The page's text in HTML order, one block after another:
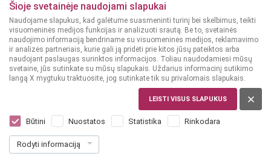
Šioje svetainėje naudojami slapukai
Naudojame slapukus, kad galėtume suasmeninti turinį bei skelbimus, teikti
visuomeninės medijos funkcijas ir analizuoti srautą. Be to, svetainės
naudojimo informaciją bendriname su visuomeninės medijos, reklamavimo
ir analizės partneriais, kurie gali ją pridėti prie kitos jūsų pateiktos arba
naudojant paslaugas surinktos informacijos. Toliau naudodamiesi mūsų
svetaine, jūs sutinkate su mūsų slapukais. Uždarius informacinį sutikimo
langą X mygtuku traktuosite, jog sutinkate tik su privalomais slapukais.
LEISTI VISUS SLAPUKUS
Būtini Nuostatos Statistika Rinkodara
Rodyti informaciją
Kokteiliai 2018-10-15
Rožinis flamingas
Kad pagamintumėte rožinius kokteilius Jums reikės:
banano;
2 stiklinių rūgpienio;